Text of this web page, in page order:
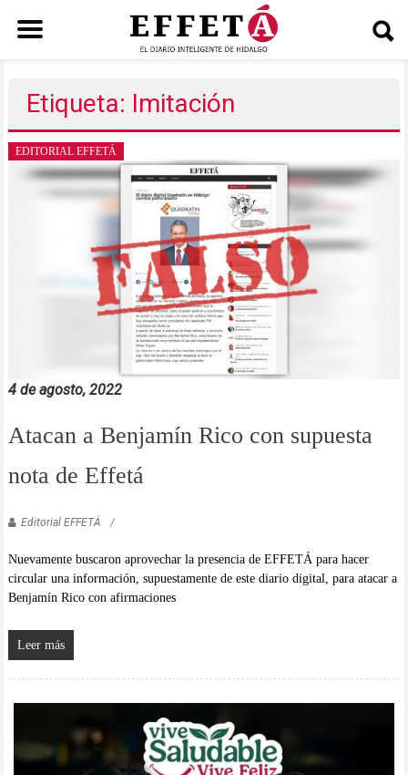
contenidoEtiqueta: Imitación
EDITORIAL EFFETÁ
4 de agosto, 2022
Atacan a Benjamín Rico con supuesta
nota de Effetá
Editorial EFFETÁ
Nuevamente buscaron aprovechar la presencia de EFFETÁ para hacer
circular una información, supuestamente de este diario digital, para atacar a
Benjamín Rico con afirmaciones
Leer más